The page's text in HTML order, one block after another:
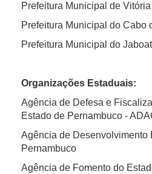
Prefeitura Municipal de
Prefeitura Municipal do Cabo
Prefeitura Municipal do
Organizações Estaduais:
Agência de Defesa e
Estado de Pernambuco -
Agência de Desenvolvimento
Pernambuco
Agência de Fomento do